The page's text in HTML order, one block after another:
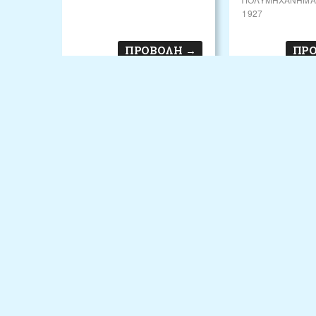
ΠΡΟΒΟΛΗ →
1927